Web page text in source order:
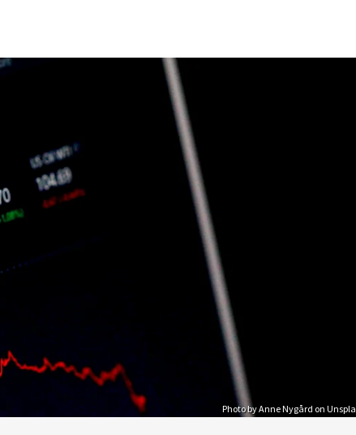
Photo by Anne Nygård on